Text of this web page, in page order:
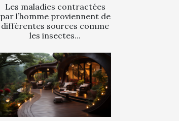
Les maladies contractées
par l’homme proviennent de
différentes sources comme
les insectes...